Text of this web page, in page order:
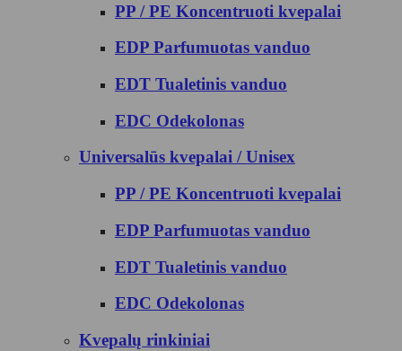
PP / PE Koncentruoti kvepalai
EDP Parfumuotas vanduo
EDT Tualetinis vanduo
EDC Odekolonas
Universalūs kvepalai / Unisex
PP / PE Koncentruoti kvepalai
EDP Parfumuotas vanduo
EDT Tualetinis vanduo
EDC Odekolonas
Kvepalų rinkiniai